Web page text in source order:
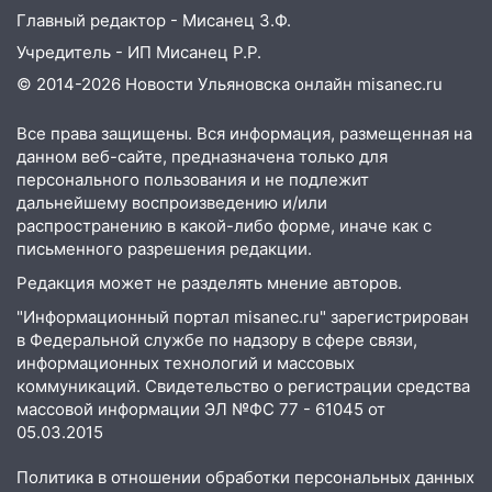
16:02 В Ульяновской области убрали
зернобобовых культур
Ульяновской области завели дело на
агрессивную женщину
15:47 На улице Радищева сбили
курьера: крупная авария в Ульяновске
15:15 Проводил до квартиры и ограбил:
новый кавалер женщины оказался
рецидивистом
14:26 В Ульяновске ограничат движение
по улице Ефремова
14:23
67% ульяновцев готовы
передумать увольняться, если им
Главный редактор - Мисанец З.Ф.
Учредитель - ИП Мисанец Р.Р.
© 2014-2026 Новости Ульяновска онлайн misanec.ru
Все права защищены. Вся информация, размещенная на
данном веб-сайте, предназначена только для
персонального пользования и не подлежит
дальнейшему воспроизведению и/или
распространению в какой-либо форме, иначе как с
письменного разрешения редакции.
Редакция может не разделять мнение авторов.
"Информационный портал misanec.ru" зарегистрирован
в Федеральной службе по надзору в сфере связи,
информационных технологий и массовых
коммуникаций. Свидетельство о регистрации средства
массовой информации ЭЛ №ФС 77 - 61045 от
05.03.2015
Политика в отношении обработки персональных данных